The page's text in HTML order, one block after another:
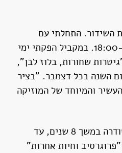
השידור. התחלתי עם
תכנית בשם "הנוסע השמיני" (2001-2003) ואז עברתי לעשות את "לפני השקיעה" ב-18:00. במקביל הפקתי ימי
שחורות, בלוז לבן",
השנה בכל דצמבר. "בציר
המגוון העשיר והמיוחד של המוזיקה
ב-2009 התמנה יובל גנור לנהל את התחנה והעביר אותי לבוקר. "רוקר טוב" נולדה ושודרה במשך 8 שנים, עד
– "מופע שנות ה-70" (במוצאי שבת) ו"פרוגרסיב וחיות אחרות"